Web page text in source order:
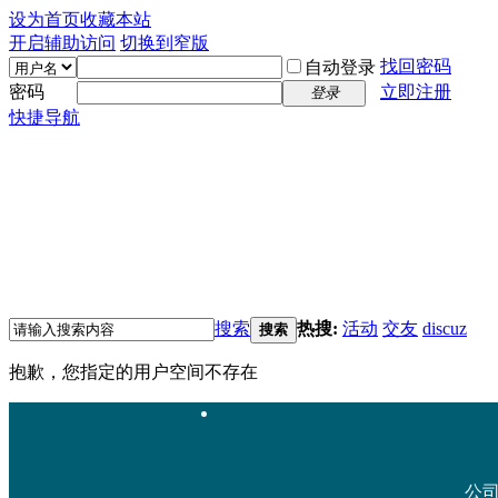
设为首页收藏本站
开启辅助访问 切换到窄版
自动登录 找回密码
密码
登录
立即注册
快捷导航
搜索 搜索 热搜: 活动 交友 discuz
抱歉，您指定的用户空间不存在
公